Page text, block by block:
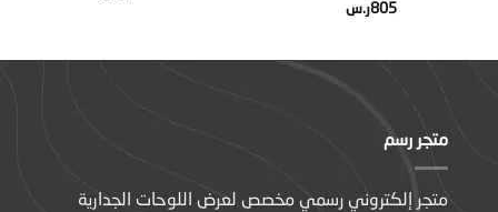
805ر.س
متجر رسم
متجر إلكتروني رسمي مخصص لعرض اللوحات الجدارية